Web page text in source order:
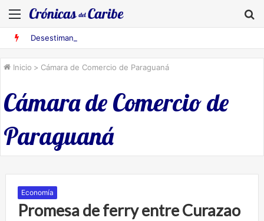
Menú
Inicio > Cámara de Comercio de Paraguaná
Cámara de Comercio de
Paraguaná
Economía
Promesa de ferry entre Curazao